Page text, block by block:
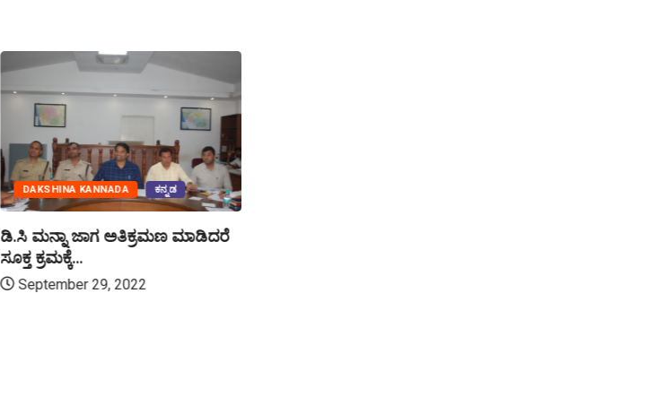
DAKSHINA KANNADA ಕನ್ನಡ
ಡಿ.ಸಿ ಮನ್ನಾ ಜಾಗ ಅತಿಕ್ರಮಣ ಮಾಡಿದರೆ
ಸೂಕ್ತ ಕ್ರಮಕ್ಕೆ...
September 29, 2022